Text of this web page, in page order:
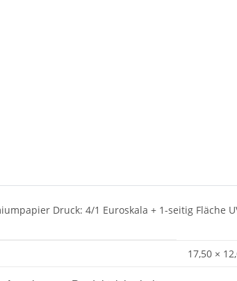
Druck: 4/1 Euroskala + 1-seitig Fläche
17,50 ×